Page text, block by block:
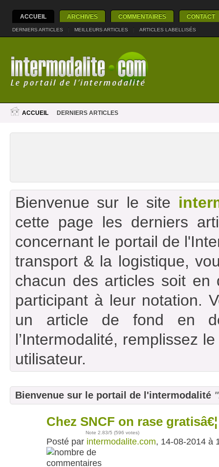
ACCUEIL ARCHIVES COMMENTAIRES CONTACT
DERNIERS ARTICLES | MEILLEURS ARTICLES | ARTICLES LABELLISÉS
ACCUEIL DERNIERS ARTICLES
Bienvenue sur le site
cette page les derniers
concernant le portail de
transport & la logistique,
chacun des articles soit en
participant à leur notation.
un article de fond en
l’Intermodalité, remplissez
utilisateur.
Bienvenue sur le portail de l'intermodalité
Chez SNCF on rase gratisâ€¦
Note 2.83/5 (596 votes)
Posté par intermodalite.com, 14-08-2014 à